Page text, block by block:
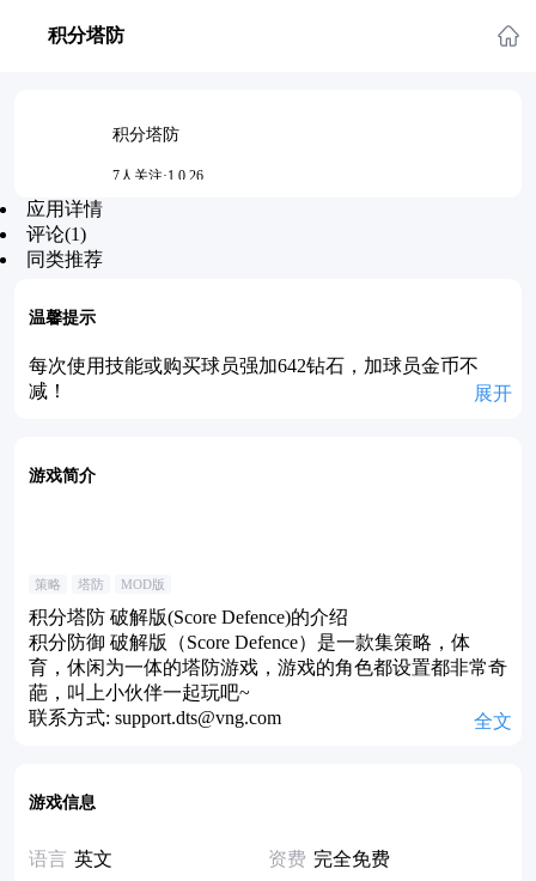
积分塔防
积分塔防
7人关注·1.0.26
应用详情
评论(1)
同类推荐
温馨提示
每次使用技能或购买球员强加642钻石，加球员金币不
减！
展开
游戏简介
策略 塔防 MOD版
积分塔防 破解版(Score Defence)的介绍
积分防御 破解版（Score Defence）是一款集策略，体
育，休闲为一体的塔防游戏，游戏的角色都设置都非常奇
葩，叫上小伙伴一起玩吧~
联系方式: support.dts@vng.com
全文
游戏信息
语言 英文 资费 完全免费